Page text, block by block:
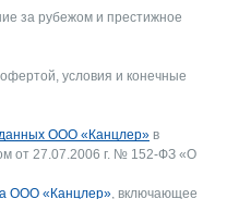
за рубежом и престижное
условия и конечные
ООО «Канцлер» в
от 27.07.2006 г. № 152-ФЗ «О
ООО «Канцлер» , включающее